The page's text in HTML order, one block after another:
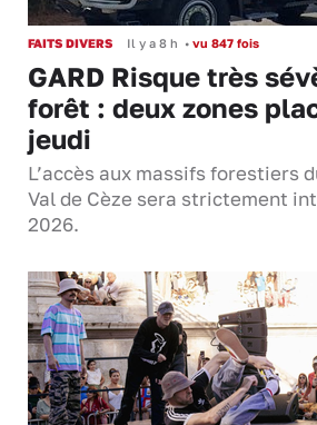
FAITS DIVERS Il y a 8 h • vu 847 fois
GARD Risque très
forêt : deux zones
jeudi
L’accès aux massifs forestiers
Val de Cèze sera strictement
2026.